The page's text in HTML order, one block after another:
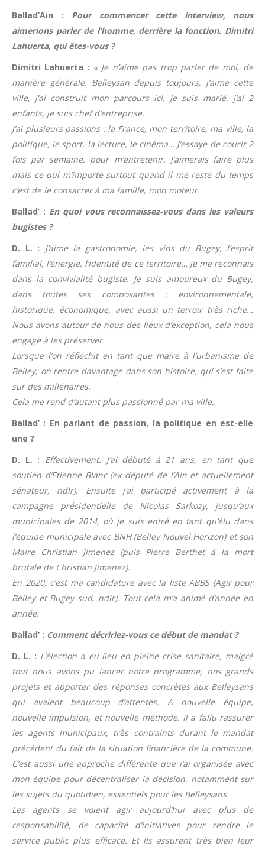
Ballad’Ain : Pour commencer cette interview, nous
aimerions parler de l’homme, derrière la fonction. Dimitri
Lahuerta, qui êtes-vous ?
Dimitri Lahuerta : « Je n’aime pas trop parler de moi, de
manière générale. Belleysan depuis toujours, j’aime cette
ville, j’ai construit mon parcours ici. Je suis marié, j’ai 2
enfants, je suis chef d’entreprise.
J’ai plusieurs passions : la France, mon territoire, ma ville, la
politique, le sport, la lecture, le cinéma… J’essaye de courir 2
fois par semaine, pour m’entretenir. J’aimerais faire plus
mais ce qui m’importe surtout quand il me reste du temps
c’est de le consacrer à ma famille, mon moteur.
Ballad’ : En quoi vous reconnaissez-vous dans les valeurs
bugistes ?
D. L. : J’aime la gastronomie, les vins du Bugey, l’esprit
familial, l’énergie, l’identité de ce territoire… Je me reconnais
dans la convivialité bugiste. Je suis amoureux du Bugey,
dans toutes ses composantes : environnementale,
historique, économique, avec aussi un terroir très riche…
Nous avons autour de nous des lieux d’exception, cela nous
engage à les préserver.
Lorsque l’on réfléchit en tant que maire à l’urbanisme de
Belley, on rentre davantage dans son histoire, qui s’est faite
sur des millénaires.
Cela me rend d’autant plus passionné par ma ville.
Ballad’ : En parlant de passion, la politique en est-elle
une ?
D. L. : Effectivement. J’ai débuté à 21 ans, en tant que
soutien d’Etienne Blanc (ex député de l’Ain et actuellement
sénateur, ndlr). Ensuite j’ai participé activement à la
campagne présidentielle de Nicolas Sarkozy, jusqu’aux
municipales de 2014, où je suis entré en tant qu’élu dans
l’équipe municipale avec BNH (Belley Nouvel Horizon) et son
Maire Christian Jimenez (puis Pierre Berthet à la mort
brutale de Christian Jimenez).
En 2020, c’est ma candidature avec la liste ABBS (Agir pour
Belley et Bugey sud, ndlr). Tout cela m’a animé d’année en
année.
Ballad’ : Comment décririez-vous ce début de mandat ?
D. L. : L’élection a eu lieu en pleine crise sanitaire, malgré
tout nous avons pu lancer notre programme, nos grands
projets et apporter des réponses concrètes aux Belleysans
qui avaient beaucoup d’attentes. A nouvelle équipe,
nouvelle impulsion, et nouvelle méthode. Il a fallu rassurer
les agents municipaux, très contraints durant le mandat
précédent du fait de la situation financière de la commune.
C’est aussi une approche différente que j’ai organisée avec
mon équipe pour décentraliser la décision, notamment sur
les sujets du quotidien, essentiels pour les Belleysans.
Les agents se voient agir aujourd’hui avec plus de
responsabilité, de capacité d’initiatives pour rendre le
service public plus efficace. Et ils assurent très bien leur